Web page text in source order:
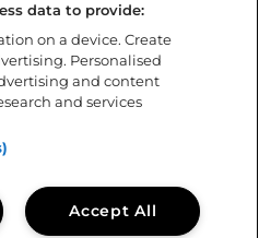
data to provide:
on a device. Create
Personalised
and content
and services
Accept All